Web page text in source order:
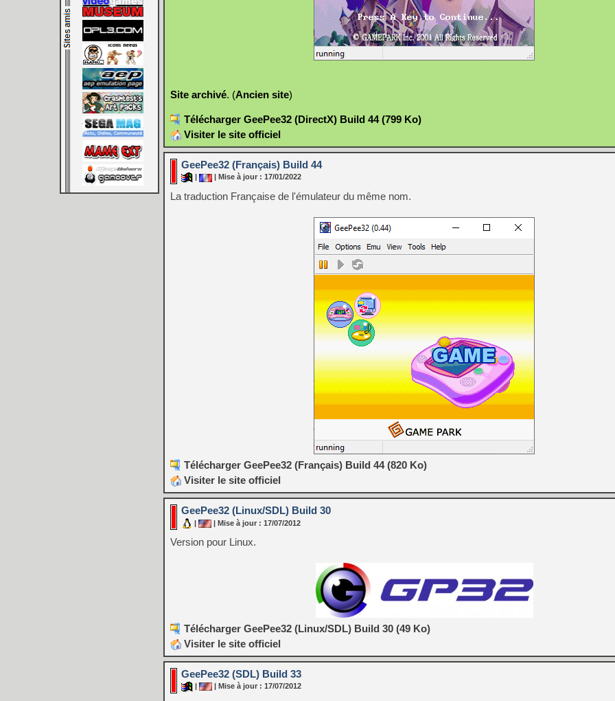
Site archivé. (Ancien site)
Télécharger GeePee32 (DirectX) Build 44 (799 Ko)
Visiter le site officiel
GeePee32 (Français) Build 44
| Mise à jour : 17/01/2022
La traduction Française de l'émulateur du même nom.
Télécharger GeePee32 (Français) Build 44 (820 Ko)
Visiter le site officiel
GeePee32 (Linux/SDL) Build 30
| | Mise à jour : 17/07/2012
Version pour Linux.
Télécharger GeePee32 (Linux/SDL) Build 30 (49 Ko)
Visiter le site officiel
GeePee32 (SDL) Build 33
| Mise à jour : 17/07/2012